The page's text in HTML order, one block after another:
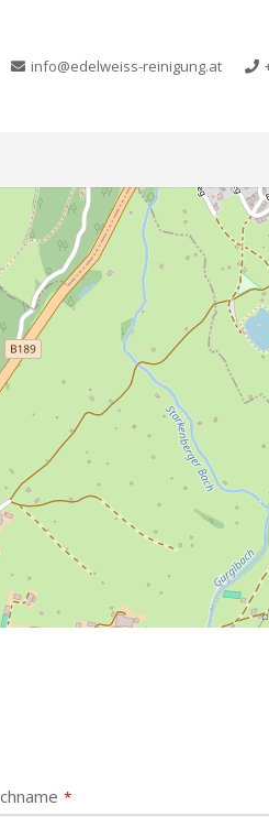
info@edelweiss-reinigung.at
*